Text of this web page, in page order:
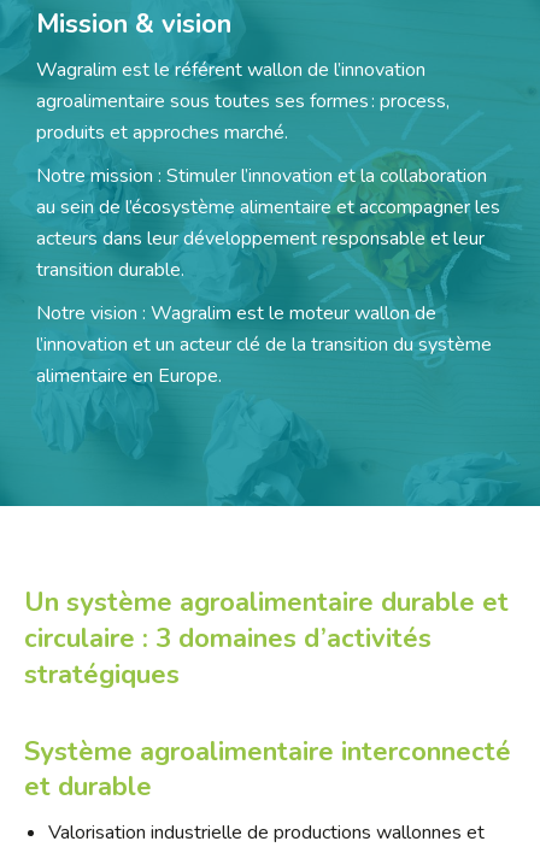
Mission & vision
Wagralim est le référent wallon de l’innovation
agroalimentaire sous toutes ses formes : process,
produits et approches marché.
Notre mission : Stimuler l’innovation et la collaboration
au sein de l’écosystème alimentaire et accompagner les
acteurs dans leur développement responsable et leur
transition durable.
Notre vision : Wagralim est le moteur wallon de
l’innovation et un acteur clé de la transition du système
alimentaire en Europe.
Un système agroalimentaire durable et
circulaire : 3 domaines d’activités
stratégiques
Système agroalimentaire interconnecté
et durable
Valorisation industrielle de productions wallonnes et